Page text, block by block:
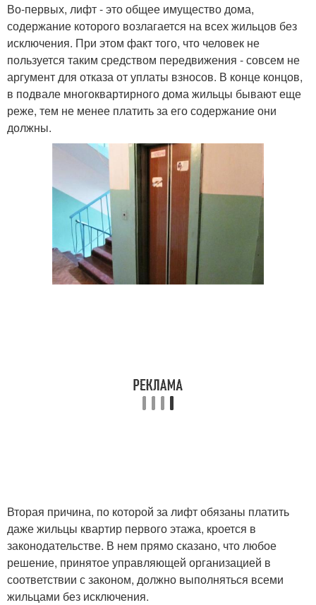
Во-первых, лифт - это общее имущество дома,
содержание которого возлагается на всех жильцов без
исключения. При этом факт того, что человек не
пользуется таким средством передвижения - совсем не
аргумент для отказа от уплаты взносов. В конце концов,
в подвале многоквартирного дома жильцы бывают еще
реже, тем не менее платить за его содержание они
должны.
Вторая причина, по которой за лифт обязаны платить
даже жильцы квартир первого этажа, кроется в
законодательстве. В нем прямо сказано, что любое
решение, принятое управляющей организацией в
соответствии с законом, должно выполняться всеми
жильцами без исключения.